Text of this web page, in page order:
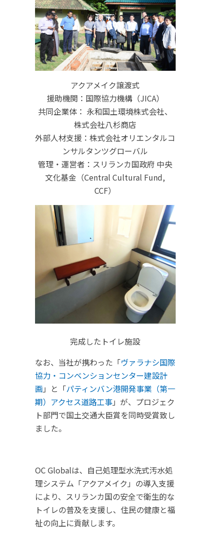
アクアメイク譲渡式
援助機関：国際協力機構（JICA）
共同企業体： 永和国土環境株式会社、
株式会社八杉商店
外部人材支援：株式会社オリエンタルコ
ンサルタンツグローバル
管理・運営者：スリランカ国政府 中央
文化基金（Central Cultural Fund,
CCF）
完成したトイレ施設
なお、当社が携わった「ヴァラナシ国際
協力・コンベンションセンター建設計
画 」と「パティンバン港開発事業（第一
期）アクセス道路工事」が、プロジェク
ト部門で国土交通大臣賞を同時受賞致し
ました。
OC Globalは、自己処理型水洗式汚水処
理システム「アクアメイク」の導入支援
により、スリランカ国の安全で衛生的な
トイレの普及を支援し、住民の健康と福
祉の向上に貢献します。